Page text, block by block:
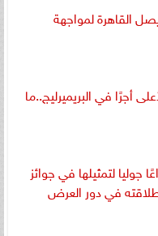
القاهرة لمواجهة
أجرًا في البريميرليج..ما
جوليا لتمثيلها في جوائز
في دور العرض